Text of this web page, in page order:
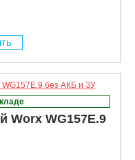
Worx WG157E.9